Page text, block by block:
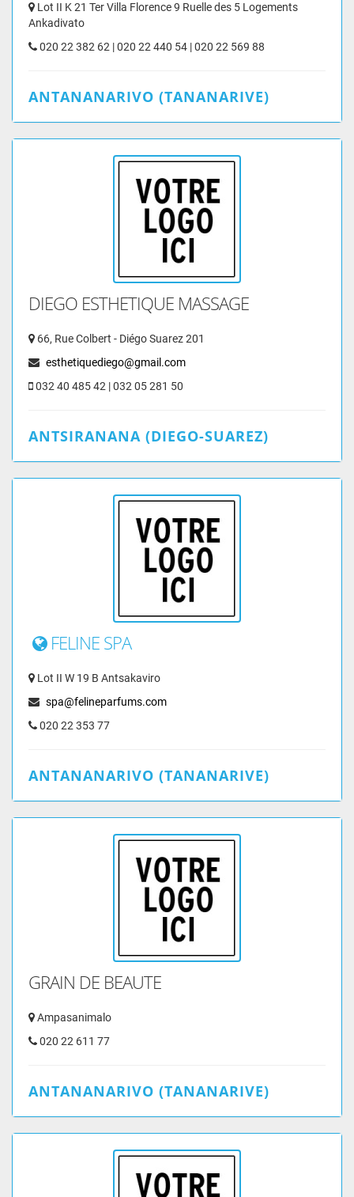
Lot II K 21 Ter Villa Florence 9 Ruelle des 5 Logements
Ankadivato
020 22 382 62 | 020 22 440 54 | 020 22 569 88
ANTANANARIVO (TANANARIVE)
DIEGO ESTHETIQUE MASSAGE
66, Rue Colbert - Diégo Suarez 201
esthetiquediego@gmail.com
032 40 485 42 | 032 05 281 50
ANTSIRANANA (DIEGO-SUAREZ)
FELINE SPA
Lot II W 19 B Antsakaviro
spa@felineparfums.com
020 22 353 77
ANTANANARIVO (TANANARIVE)
GRAIN DE BEAUTE
Ampasanimalo
020 22 611 77
ANTANANARIVO (TANANARIVE)